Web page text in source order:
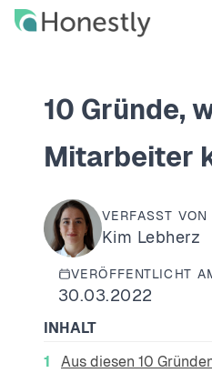
Skip
Skip
10 Gründe,
Mitarbeiter
VERFASST VON
Kim Lebherz
VERÖFFENTLICHT
30.03.2022
INHALT
Aus diesen 10